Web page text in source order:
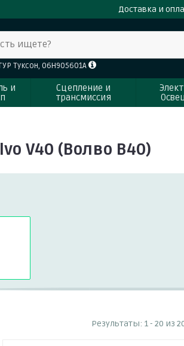
Доставка и
ищете?
Туксон, 06H905601A
и
Сцепление и
трансмиссия
V40 (Волво В40)
Результаты: 1 - 20 из